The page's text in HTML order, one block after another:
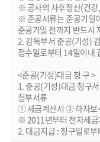
※ 공사의 사후정산(건
※ 준공서류는 준공기일
준공기일 전까지 반드시
2. 감독부서 준공(기성)
접수일로부터 14일이내
<준공(기성)대금 청 구 >
1. 준공(기성)대금 청구
첨부서류
① 세금계산서 ② 하자보
※ 2011년부터 전자세금
2. 대금지급 : 청구일로